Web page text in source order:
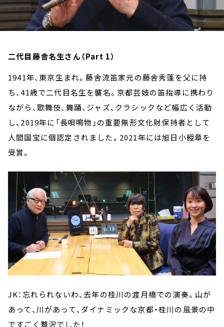
二代目藤舎名生さん（Part 1）
1941年、東京生まれ。藤舎流笛家元の藤舎秀蓬を父に持
ち、41歳で二代目名生を襲名。京都芸妓の笛指導に携わり
ながら、歌舞伎、舞踊、ジャズ、クラシックなど幅広く活動
し、2019年に「長唄鳴物」の重要無形文化財保持者として
人間国宝に個認定されました。2021年には旭日小綬章を
受賞。
JK：忘れられないわ、去年の桂川の渡月橋での演奏。山が
あって、川があって、ダイナミックな京都・桂川の風景の中
ですごく贅沢でした！